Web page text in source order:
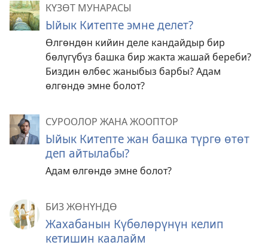
КҮЗӨТ МУНАРАСЫ
Ыйык Китепте эмне делет?
Өлгөндөн кийин деле кандайдыр бир
бөлүгүбүз башка бир жакта жашай береби?
Биздин өлбөс жаныбыз барбы? Адам
өлгөндө эмне болот?
СУРООЛОР ЖАНА ЖООПТОР
Ыйык Китепте жан башка түргө өтөт
деп айтылабы?
Адам өлгөндө эмне болот?
БИЗ ЖӨНҮНДӨ
Жахабанын Күбөлөрүнүн келип
кетишин каалайм